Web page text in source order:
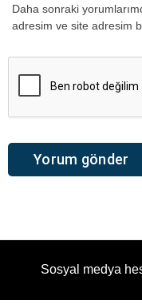
Daha sonraki
adresim ve site adresim
Sosyal medya